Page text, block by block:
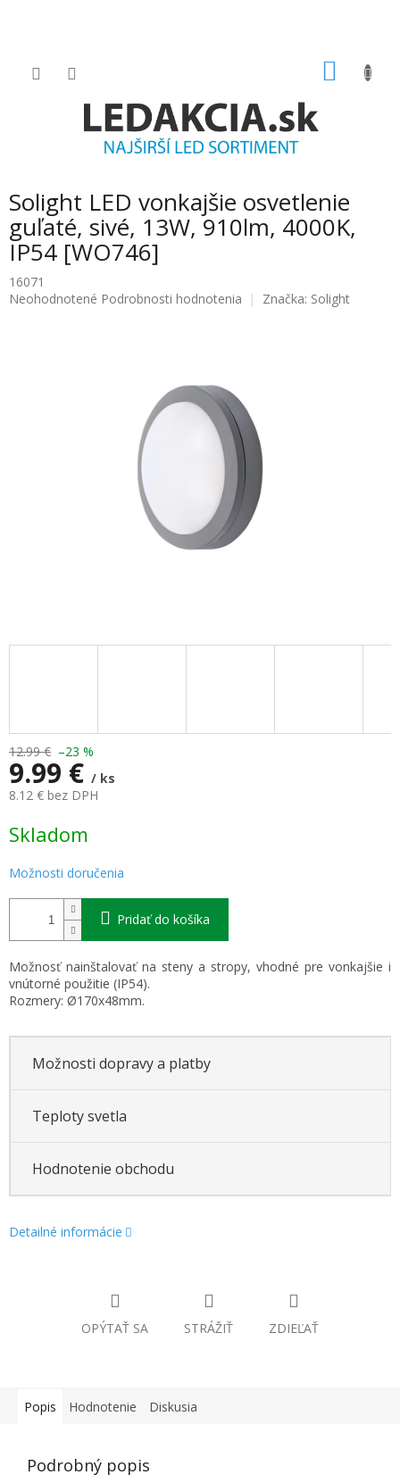
Solight LED vonkajšie osvetlenie
guľaté, sivé, 13W, 910lm, 4000K,
IP54 [WO746]
16071
Priemerné
Neohodnotené Podrobnosti hodnotenia Značka: Solight
12.99 € –23 %
9.99 € / ks
8.12 € bez DPH
cena:
Skladom
Možnosti doručenia
Pridať do košíka
Možnosť nainštalovať na steny a stropy, vhodné pre vonkajšie i
vnútorné použitie (IP54).
Rozmery: Ø170x48mm.
Možnosti dopravy a platby
Teploty svetla
Hodnotenie obchodu
Detailné informácie
OPÝTAŤ SA STRÁŽIŤ ZDIEĽAŤ
Popis Hodnotenie Diskusia
Podrobný popis